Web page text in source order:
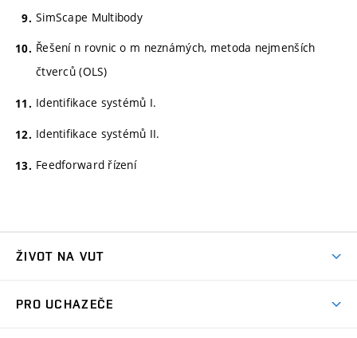
SimScape Multibody
Řešení n rovnic o m neznámých, metoda nejmenších
čtverců (OLS)
Identifikace systémů I.
Identifikace systémů II.
Feedforward řízení
ŽIVOT NA VUT
PRO UCHAZEČE